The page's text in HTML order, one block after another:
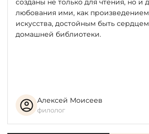
созданы не только для чтения, но и
любования ими, как произведением
искусства, достойным быть
домашней библиотеки.
Алексей Моисеев
филолог